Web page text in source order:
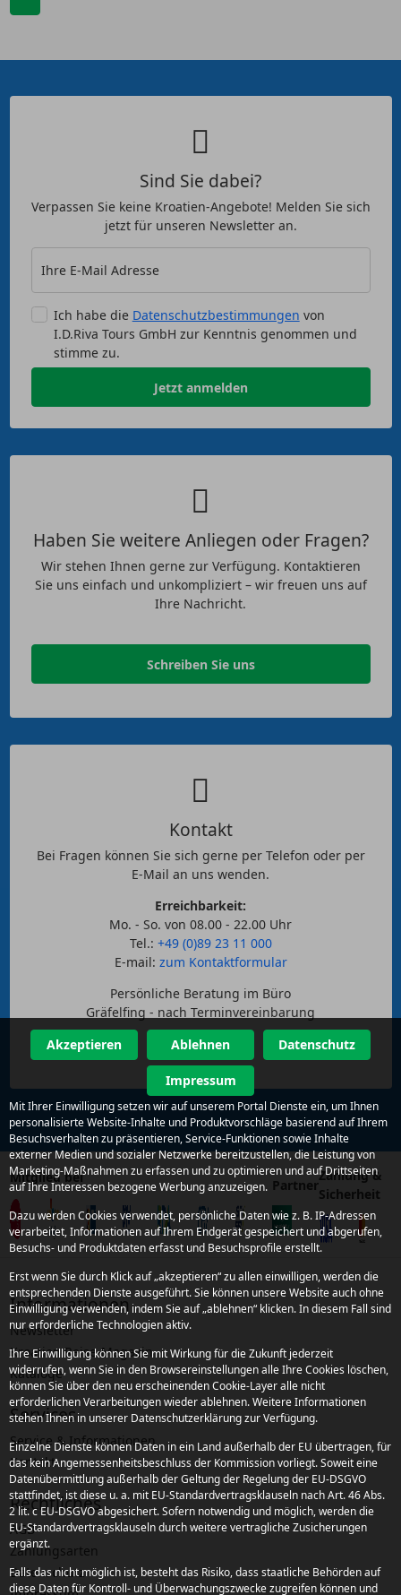
Sind Sie dabei?
Verpassen Sie keine Kroatien-Angebote! Melden Sie sich
jetzt für unseren Newsletter an.
Ihre E-Mail Adresse
Ich habe die Datenschutzbestimmungen von
I.D.Riva Tours GmbH zur Kenntnis genommen und
stimme zu.
Jetzt anmelden
Haben Sie weitere Anliegen oder Fragen?
Wir stehen Ihnen gerne zur Verfügung. Kontaktieren
Sie uns einfach und unkompliziert – wir freuen uns auf
Ihre Nachricht.
Schreiben Sie uns
Kontakt
Bei Fragen können Sie sich gerne per Telefon oder per
E-Mail an uns wenden.
Erreichbarkeit:
Mo. - So. von 08.00 - 22.00 Uhr
Tel.: +49 (0)89 23 11 000
E-mail: zum Kontaktformular
Persönliche Beratung im Büro
Gräfelfing - nach Terminvereinbarung
Mitglied bei Partner
Zahlung &
Sicherheit
Informationen
Newsletter
Kroatien Reise-Magazin
Kataloge
Services
Service & Informationen
Kontakt
Rechtliches
AGB
Zahlungsarten
Datenschutz
Akzeptieren Ablehnen Datenschutz
Impressum
Mit Ihrer Einwilligung setzen wir auf unserem Portal Dienste ein, um Ihnen
personalisierte Website-Inhalte und Produktvorschläge basierend auf Ihrem
Besuchsverhalten zu präsentieren, Service-Funktionen sowie Inhalte
externer Medien und sozialer Netzwerke bereitzustellen, die Leistung von
Marketing-Maßnahmen zu erfassen und zu optimieren und auf Drittseiten
auf Ihre Interessen bezogene Werbung anzuzeigen.
Dazu werden Cookies verwendet, persönliche Daten wie z. B. IP-Adressen
verarbeitet, Informationen auf Ihrem Endgerät gespeichert und abgerufen,
Besuchs- und Produktdaten erfasst und Besuchsprofile erstellt.
Erst wenn Sie durch Klick auf „akzeptieren“ zu allen einwilligen, werden die
entsprechenden Dienste ausgeführt. Sie können unsere Website auch ohne
Einwilligung verwenden, indem Sie auf „ablehnen“ klicken. In diesem Fall sind
nur erforderliche Technologien aktiv.
Ihre Einwilligung können Sie mit Wirkung für die Zukunft jederzeit
widerrufen, wenn Sie in den Browsereinstellungen alle Ihre Cookies löschen,
können Sie über den neu erscheinenden Cookie-Layer alle nicht
erforderlichen Verarbeitungen wieder ablehnen. Weitere Informationen
stehen Ihnen in unserer Datenschutzerklärung zur Verfügung.
Einzelne Dienste können Daten in ein Land außerhalb der EU übertragen, für
das kein Angemessenheitsbeschluss der Kommission vorliegt. Soweit eine
Datenübermittlung außerhalb der Geltung der Regelung der EU-DSGVO
stattfindet, ist diese u. a. mit EU-Standardvertragsklauseln nach Art. 46 Abs.
2 lit. c EU-DSGVO abgesichert. Sofern notwendig und möglich, werden die
EU-Standardvertragsklauseln durch weitere vertragliche Zusicherungen
ergänzt.
Falls das nicht möglich ist, besteht das Risiko, dass staatliche Behörden auf
diese Daten für Kontroll- und Überwachungszwecke zugreifen können und